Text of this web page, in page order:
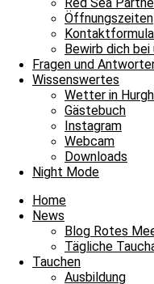
Öffnungszeiten
Bewirb dich bei
Fragen und
Wissenswertes
Wetter in
Gästebuch
Instagram
Webcam
Downloads
Night Mode
Home
News
Blog Rotes
Tägliche
Tauchen
Ausbildung
Liebe Ute, wir wünschen
Dein ganzes Team von
Geburtstagsküsse gehen
EhrentagGeburtstag
Schreibe einen
Deine E-Mail-Adresse wird